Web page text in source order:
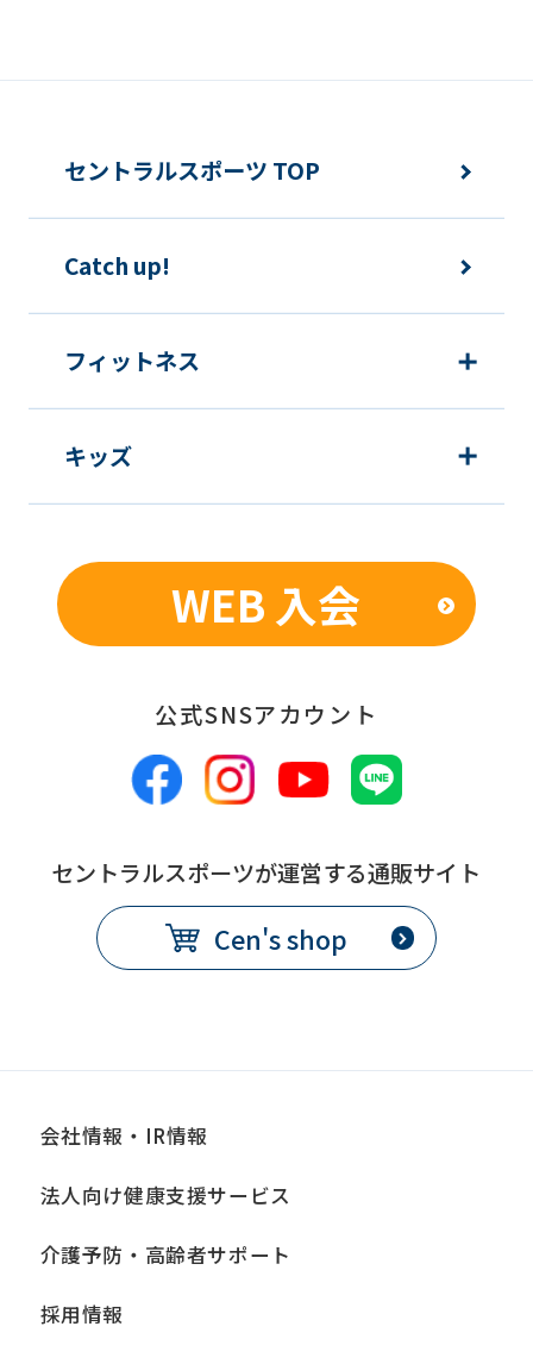
セントラルスポーツ TOP
Catch up!
フィットネス
キッズ
WEB 入会
公式SNSアカウント
セントラルスポーツが運営する通販サイト
Cen's shop
会社情報・IR情報
法人向け健康支援サービス
介護予防・高齢者サポート
採用情報